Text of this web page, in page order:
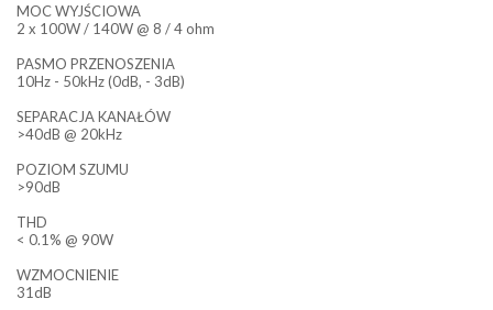
MOC WYJŚCIOWA
2 x 100W / 140W @ 8 / 4 ohm
PASMO PRZENOSZENIA
10Hz - 50kHz (0dB, - 3dB)
SEPARACJA KANAŁÓW
>40dB @ 20kHz
POZIOM SZUMU
>90dB
THD
< 0.1% @ 90W
WZMOCNIENIE
31dB